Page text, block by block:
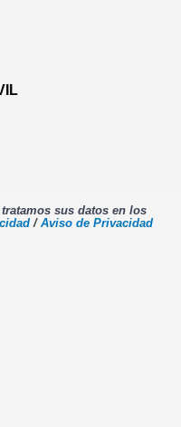
sus datos en los
/ Aviso de Privacidad